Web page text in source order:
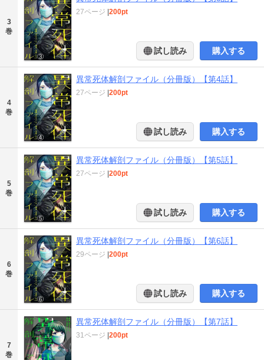
3
巻
27ページ 200pt
試し読み 購入する
4
巻
異常死体解剖ファイル（分冊版）【第4話】
27ページ 200pt
試し読み 購入する
5
巻
異常死体解剖ファイル（分冊版）【第5話】
27ページ 200pt
試し読み 購入する
6
巻
異常死体解剖ファイル（分冊版）【第6話】
29ページ 200pt
試し読み 購入する
7
巻
異常死体解剖ファイル（分冊版）【第7話】
31ページ 200pt